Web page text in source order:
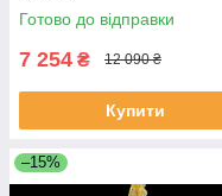
Готово до відправки
7 254 ₴ 12 090 ₴
Купити
–15%